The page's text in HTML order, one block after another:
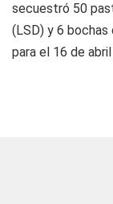
secuestró 50
(LSD) y 6 bochas
para el 16 de